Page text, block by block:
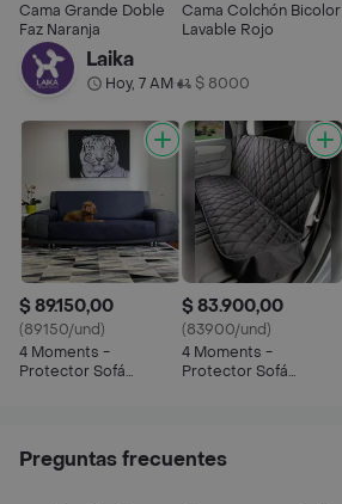
Cama Grande Doble
Faz Naranja
Cama Colchón Bicolor
Lavable Rojo
Laika
Hoy, 7 AM• $ 8000
$ 89.150,00
(89150/und)
4 Moments -
Protector Sofá
$ 83.900,00
(83900/und)
4 Moments -
Protector Sofá
Preguntas frecuentes